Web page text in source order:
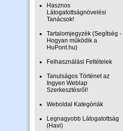
Hasznos
Látogatottságnövelési
Tanácsok!
Tartalomjegyzék (Segítség -
Hogyan működik a
HuPont.hu)
Felhasználási Feltételek
Tanulságos Történet az
Ingyen Weblap
Szerkesztésről!
Weboldal Kategóriák
Legnagyobb Látogatottság
(Havi)